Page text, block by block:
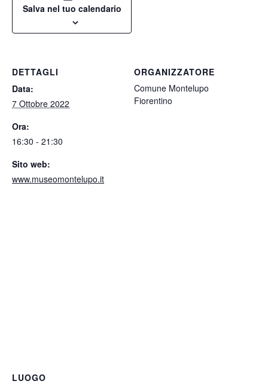
Salva nel tuo calendario
DETTAGLI
Data:
7 Ottobre 2022
Ora:
16:30 - 21:30
Sito web:
www.museomontelupo.it
ORGANIZZATORE
Comune Montelupo
Fiorentino
LUOGO